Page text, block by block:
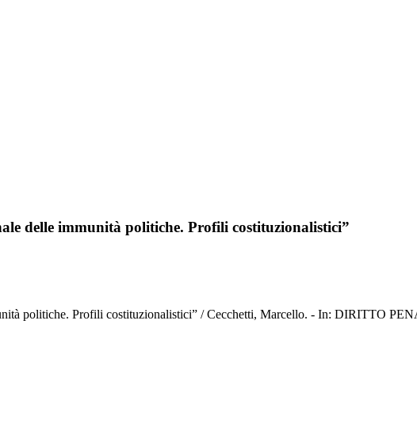
delle immunità politiche. Profili costituzionalistici”
politiche. Profili costituzionalistici” / Cecchetti, Marcello. - In: DIRITTO